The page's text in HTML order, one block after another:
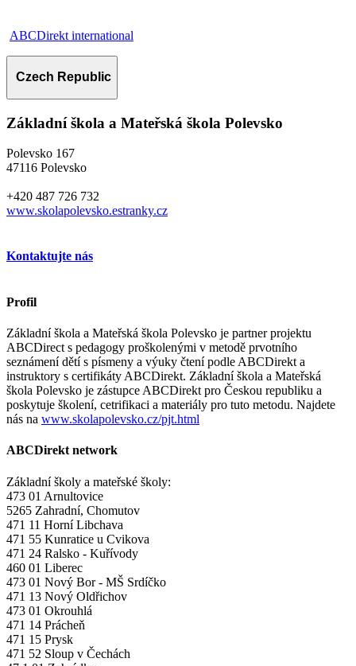
ABCDirekt international
Czech Republic
Základní škola a Mateřská škola Polevsko
Polevsko 167
47116 Polevsko
+420 487 726 732
www.skolapolevsko.estranky.cz
Kontaktujte nás
Profil
Základní škola a Mateřská škola Polevsko je partner projektu
ABCDirect s pedagogy proškolenými v metodě prvotního
seznámení dětí s písmeny a výuky čtení podle ABCDirekt a
instruktory s certifikáty ABCDirekt. Základní škola a Mateřská
škola Polevsko je zástupce ABCDirekt pro Českou republiku a
poskytuje školení, cetrifikaci a materiály pro tuto metodu. Najdete
nás na www.skolapolevsko.cz/pjt.html
ABCDirekt network
Základní školy a mateřské školy:
473 01 Arnultovice
5265 Zahradní, Chomutov
471 11 Horní Libchava
471 55 Kunratice u Cvikova
471 24 Ralsko - Kuřívody
460 01 Liberec
473 01 Nový Bor - MŠ Srdíčko
471 13 Nový Oldřichov
473 01 Okrouhlá
471 14 Prácheň
471 15 Prysk
471 52 Sloup v Čechách